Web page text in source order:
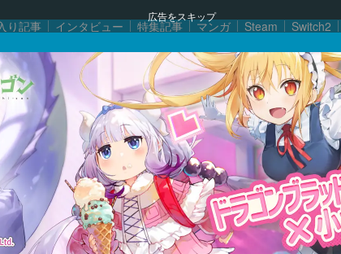
広告をスキップ
り記事 インタビュー 特集記事 マンガ Steam Switch2